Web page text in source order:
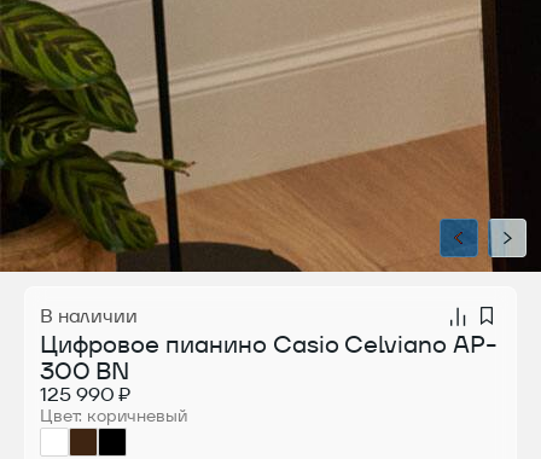
В наличии
Цифровое пианино Casio Celviano AP-
300 BN
125 990 ₽
Цвет: коричневый